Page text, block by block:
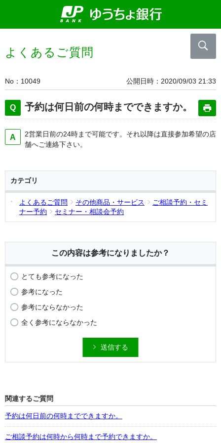
よくあるご質問
No 10049 公開日時 2020/09/03 21:33
予約は何日前の何時までできますか。
2営業日前の24時まで可能です。それ以降は直接参加希望の店
舗へご連絡下さい。
カテゴリ
よくあるご質問 その他商品・サービス
ご相談予約・セミ
ナー予約
セミナー・相談会予約
この内容は参考になりましたか？
とても参考になった
参考になった
参考にならなかった
全く参考にならなかった
送信する
関連するご質問
予約は何日前の何時までできますか。
ご相談予約は何時から何時まで予約できますか。